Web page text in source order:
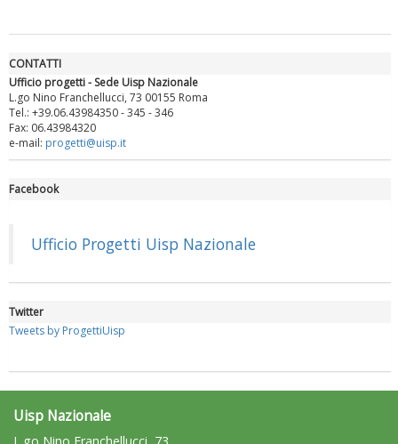
rivoluzioni"
CONTATTI
Ufficio progetti - Sede Uisp Nazionale
L.go Nino Franchellucci, 73 00155 Roma
Tel.: +39.06.43984350 - 345 - 346
Fax: 06.43984320
e-mail: progetti@uisp.it
Facebook
Ufficio Progetti Uisp Nazionale
Twitter
Tweets by ProgettiUisp
Uisp Nazionale